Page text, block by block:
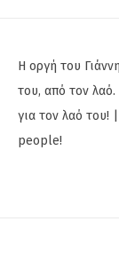
H οργή του
του, από τον
για τον λαό του!
people!